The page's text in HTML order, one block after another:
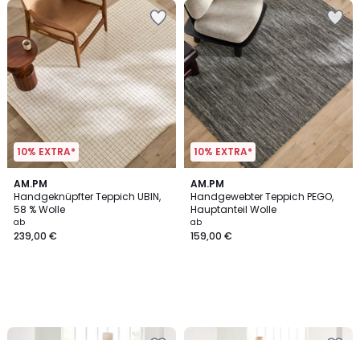
10% EXTRA*
AM.PM
Handgeknüpfter Teppich UBIN,
58 % Wolle
ab
239,00 €
10% EXTRA*
AM.PM
Handgewebter Teppich PEGO,
Hauptanteil Wolle
ab
159,00 €